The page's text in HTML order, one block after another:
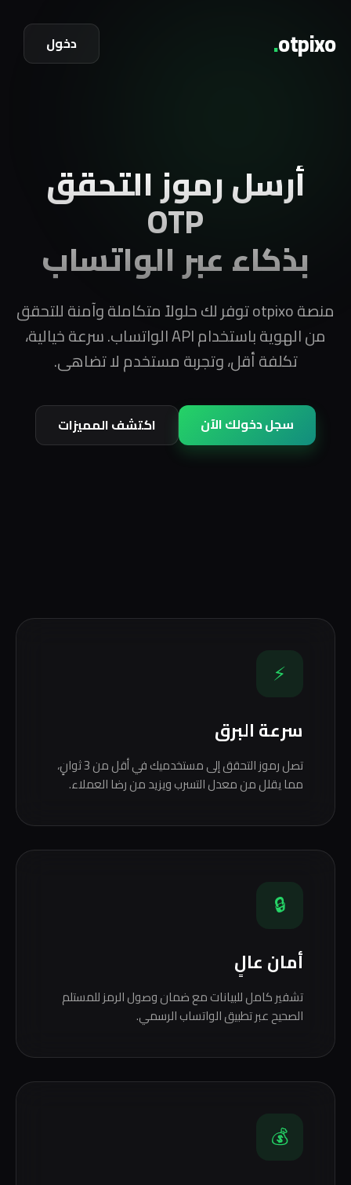
otpixo
. دخول
أرسل رموز التحقق
OTP
بذكاء عبر الواتساب
منصة otpixo توفر لك حلولاً متكاملة وآمنة للتحقق
من الهوية باستخدام API الواتساب. سرعة خيالية،
تكلفة أقل، وتجربة مستخدم لا تضاهى.
سجل دخولك الآن اكتشف المميزات
⚡
سرعة البرق
تصل رموز التحقق إلى مستخدميك في أقل من 3 ثوانٍ،
مما يقلل من معدل التسرب ويزيد من رضا العملاء.
🔒
أمان عالٍ
تشفير كامل للبيانات مع ضمان وصول الرمز للمستلم
الصحيح عبر تطبيق الواتساب الرسمي.
💰